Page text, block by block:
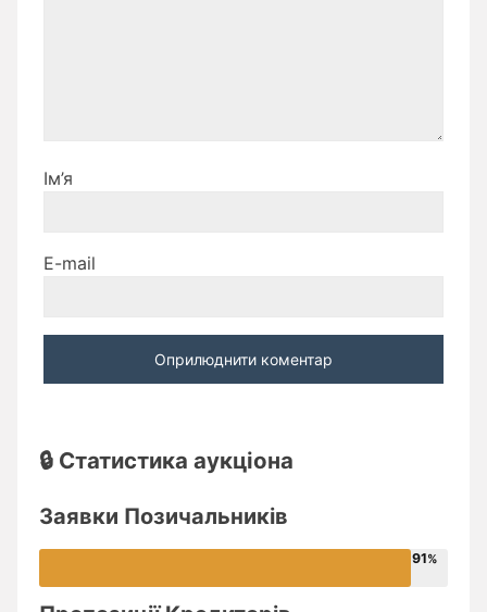
Ім’я
E-mail
🔒 Статистика аукціона
Заявки Позичальників
91